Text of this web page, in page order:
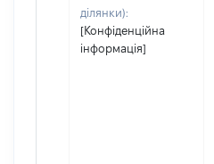
ділянки):
[Конфіденційна
інформація]